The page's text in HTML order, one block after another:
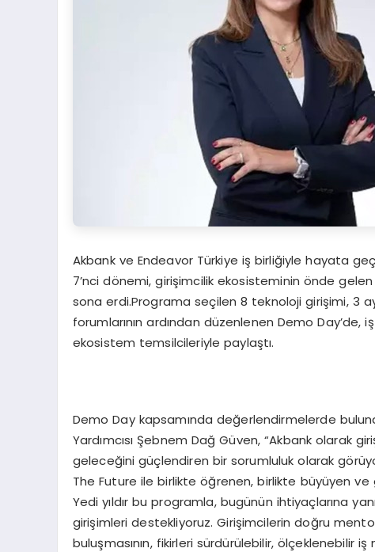
Akbank ve Endeavor Türkiye iş birliğiyle hayata
7’nci dönemi, girişimcilik ekosisteminin önde
sona erdi.Programa seçilen 8 teknoloji girişimi, 3
forumlarının ardından düzenlenen Demo
ekosistem temsilcileriyle paylaştı.
Demo Day kapsamında değerlendirmelerde
Yardımcısı Şebnem Dağ Güven, “Akbank olarak
geleceğini güçlendiren bir sorumluluk olarak
The Future ile birlikte öğrenen, birlikte büyüyen
Yedi yıldır bu programla, bugünün ihtiyaçlarına
girişimleri destekliyoruz. Girişimcilerin doğru
buluşmasının, fikirleri sürdürülebilir, ölçeklenebilir